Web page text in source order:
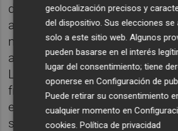
doblete, subiendo a lo más alto
ambas carreras. Las pruebas
numerosas han sido las de
aunado el campeonato
Ladies Cup, con hasta 35
francés Livio Mariotta ha
en la primera carrera, mientras
segunda el portugués Anthony
geolocalización precisos y
del dispositivo. Sus elecciones se
solo a este sitio web. Algunos
pueden basarse en el interés
lugar del consentimiento; tiene
oponerse enConfiguración de
Puede retirar su consentimiento
cualquier momento en
cookies.Política de privacidad